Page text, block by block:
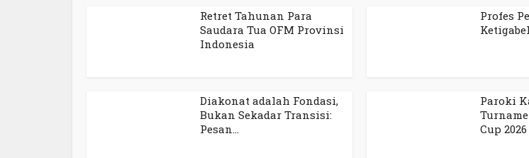
Retret Tahunan Para
Saudara Tua OFM Provinsi
Indonesia
Profes
Diakonat adalah Fondasi,
Bukan Sekadar Transisi:
Pesan...
Paroki
Cup 2026